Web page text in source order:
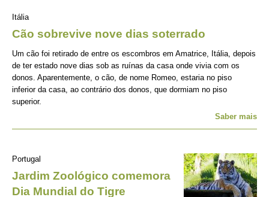
Itália
Cão sobrevive nove dias soterrado
Um cão foi retirado de entre os escombros em Amatrice, Itália, depois
de ter estado nove dias sob as ruínas da casa onde vivia com os
donos. Aparentemente, o cão, de nome Romeo, estaria no piso
inferior da casa, ao contrário dos donos, que dormiam no piso
superior.
Saber mais
Portugal
Jardim Zoológico comemora
Dia Mundial do Tigre